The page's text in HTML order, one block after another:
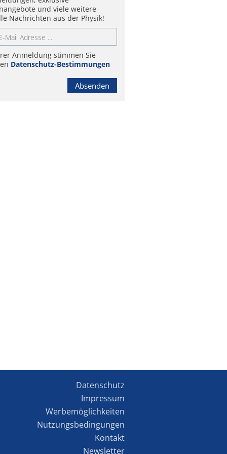
und viele weitere
Nachrichten aus der Physik!
Anmeldung stimmen Sie
Datenschutz-Bestimmungen
Absenden
Datenschutz
Impressum
Werbemöglichkeiten
Nutzungsbedingungen
Kontakt
Newsletter